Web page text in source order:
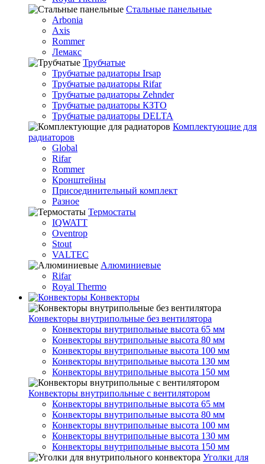
Стальные панельные
Arbonia
Axis
Rommer
Лемакс
Трубчатые
Трубчатые радиаторы Irsap
Трубчатые радиаторы Rifar
Трубчатые радиаторы Zehnder
Трубчатые радиаторы КЗТО
Трубчатые радиаторы DELTA
Комплектующие для
радиаторов
Global
Rifar
Rommer
Кронштейны
Присоединительный комплект
Разное
Термостаты
IQWATT
Oventrop
Stout
VALTEC
Алюминиевые
Rifar
Royal Thermo
Конвекторы
Конвекторы внутрипольные без вентилятора
Конвекторы внутрипольные высота 65 мм
Конвекторы внутрипольные высота 80 мм
Конвекторы внутрипольные высота 100 мм
Конвекторы внутрипольные высота 130 мм
Конвекторы внутрипольные высота 150 мм
Конвекторы внутрипольные с вентилятором
Конвекторы внутрипольные высота 65 мм
Конвекторы внутрипольные высота 80 мм
Конвекторы внутрипольные высота 100 мм
Конвекторы внутрипольные высота 130 мм
Конвекторы внутрипольные высота 150 мм
Уголки для